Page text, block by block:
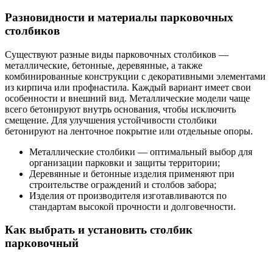
Разновидности и материалы парковочных
столбиков
Существуют разные виды парковочных столбиков —
металлические, бетонные, деревянные, а также
комбинированные конструкции с декоративными элементами
из кирпича или профнастила. Каждый вариант имеет свои
особенности и внешний вид. Металлические модели чаще
всего бетонируют внутрь основания, чтобы исключить
смещение. Для улучшения устойчивости столбики
бетонируют на ленточное покрытие или отдельные опоры.
Металлические столбики — оптимальный выбор для
организации парковки и защиты территории;
Деревянные и бетонные изделия применяют при
строительстве ограждений и столбов забора;
Изделия от производителя изготавливаются по
стандартам высокой прочности и долговечности.
Как выбрать и установить столбик
парковочный